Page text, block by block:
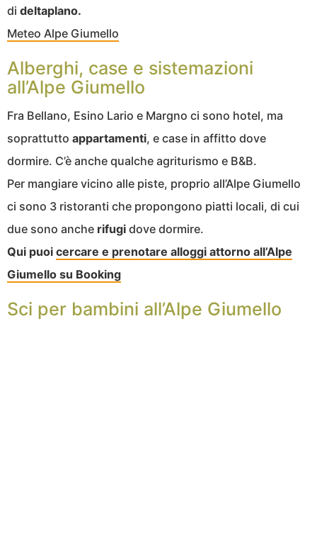
di deltaplano.
Meteo Alpe Giumello
Alberghi, case e sistemazioni
all’Alpe Giumello
Fra Bellano, Esino Lario e Margno ci sono hotel, ma
soprattutto appartamenti, e case in affitto dove
dormire. C’è anche qualche agriturismo e B&B.
Per mangiare vicino alle piste, proprio all’Alpe Giumello
ci sono 3 ristoranti che propongono piatti locali, di cui
due sono anche rifugi dove dormire.
Qui puoi cercare e prenotare alloggi attorno all’Alpe
Giumello su Booking
Sci per bambini all’Alpe Giumello